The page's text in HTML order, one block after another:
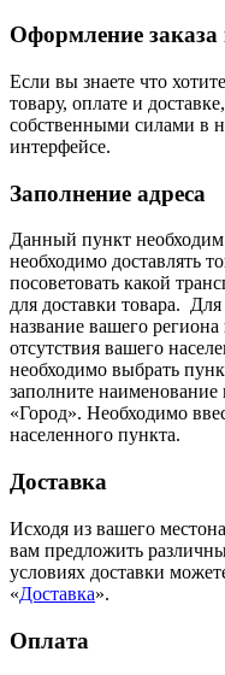
Оформление
Если вы знаете что
товару, оплате и
собственными силами в
интерфейсе.
Заполнение адреса
Данный пункт
необходимо доставлять
посоветовать какой
для доставки товара.
название вашего
отсутствия вашего
необходимо выбрать
заполните наименование
«Город». Необходимо
населенного пункта.
Доставка
Исходя из вашего
вам предложить
условиях доставки
«Доставка».
Оплата